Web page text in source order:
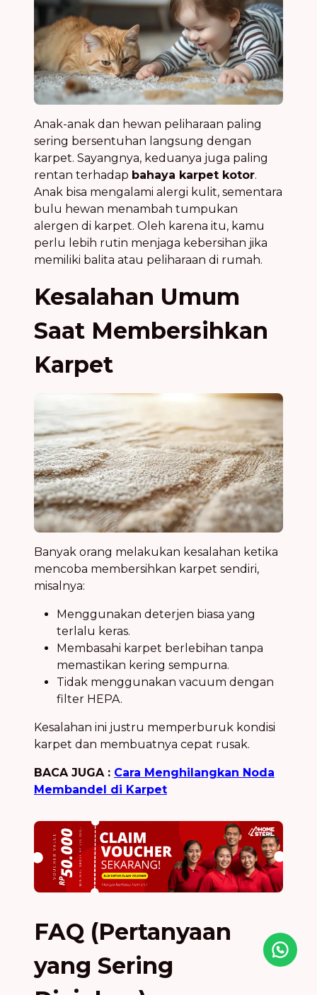
Anak-anak dan hewan peliharaan paling
sering bersentuhan langsung dengan
karpet. Sayangnya, keduanya juga paling
rentan terhadap bahaya karpet kotor.
Anak bisa mengalami alergi kulit, sementara
bulu hewan menambah tumpukan
alergen di karpet. Oleh karena itu, kamu
perlu lebih rutin menjaga kebersihan jika
memiliki balita atau peliharaan di rumah.
Kesalahan Umum
Saat Membersihkan
Karpet
Banyak orang melakukan kesalahan ketika
mencoba membersihkan karpet sendiri,
misalnya:
Menggunakan deterjen biasa yang
terlalu keras.
Membasahi karpet berlebihan tanpa
memastikan kering sempurna.
Tidak menggunakan vacuum dengan
filter HEPA.
Kesalahan ini justru memperburuk kondisi
karpet dan membuatnya cepat rusak.
BACA JUGA : Cara Menghilangkan Noda
Membandel di Karpet
FAQ (Pertanyaan
yang Sering
Icon